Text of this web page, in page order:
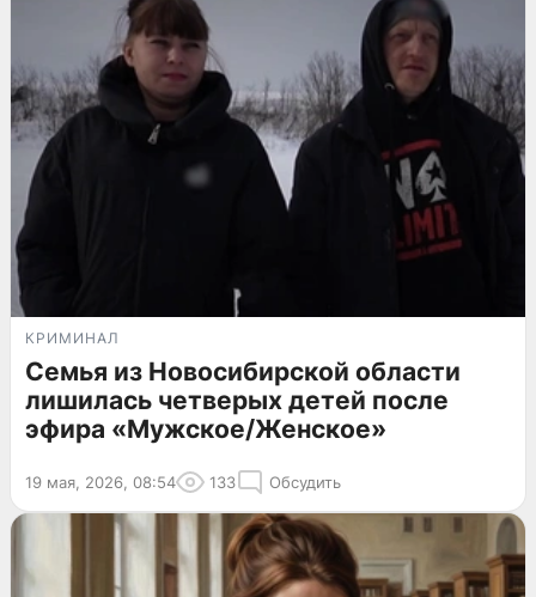
КРИМИНАЛ
Семья из Новосибирской области
лишилась четверых детей после
эфира «Мужское/Женское»
19 мая, 2026, 08:54 133 Обсудить